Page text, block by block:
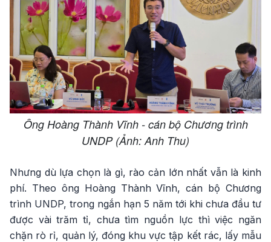
Ông Hoàng Thành Vĩnh - cán bộ Chương trình
UNDP (Ảnh: Anh Thu)
Nhưng dù lựa chọn là gì, rào cản lớn nhất vẫn là kinh
phí. Theo ông Hoàng Thành Vĩnh, cán bộ Chương
trình UNDP, trong ngắn hạn 5 năm tới khi chưa đầu tư
được vài trăm tỉ, chưa tìm nguồn lực thì việc ngăn
chặn rò rỉ, quản lý, đóng khu vực tập kết rác, lấy mẫu